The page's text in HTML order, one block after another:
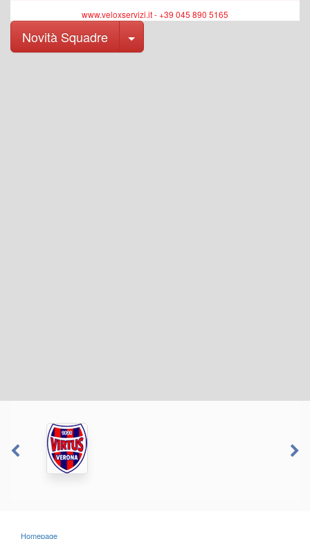
www.veloxservizi.it - +39 045 890 5165
Novità Squadre Toggle Dropdown
Homepage